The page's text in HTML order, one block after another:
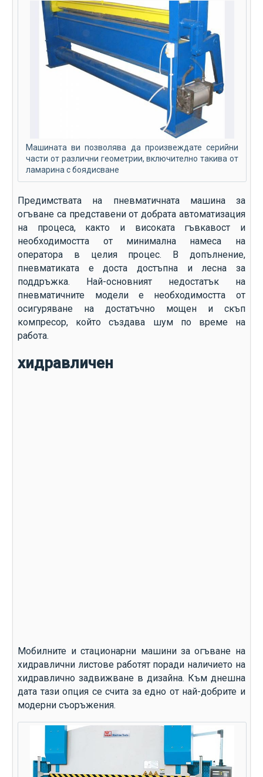
Машината ви позволява да произвеждате серийни
части от различни геометрии, включително такива от
ламарина с боядисване
Предимствата на пневматичната машина за
огъване са представени от добрата автоматизация
на процеса, както и високата гъвкавост и
необходимостта от минимална намеса на
оператора в целия процес. В допълнение,
пневматиката е доста достъпна и лесна за
поддръжка. Най-основният недостатък на
пневматичните модели е необходимостта от
осигуряване на достатъчно мощен и скъп
компресор, който създава шум по време на
работа.
хидравличен
Мобилните и стационарни машини за огъване на
хидравлични листове работят поради наличието на
хидравлично задвижване в дизайна. Към днешна
дата тази опция се счита за едно от най-добрите и
модерни съоръжения.